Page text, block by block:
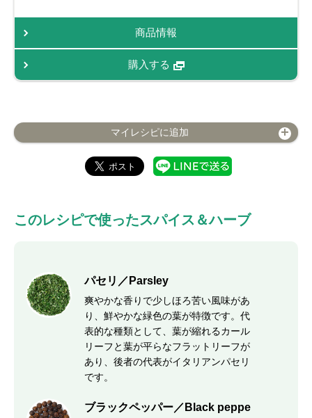
商品情報
購入する
マイレシピに追加
このレシピで使ったスパイス＆ハーブ
パセリ／Parsley
爽やかな香りで少しほろ苦い風味があ
り、鮮やかな緑色の葉が特徴です。代
表的な種類として、葉が縮れるカール
リーフと葉が平らなフラットリーフが
あり、後者の代表がイタリアンパセリ
です。
ブラックペッパー／Black peppe